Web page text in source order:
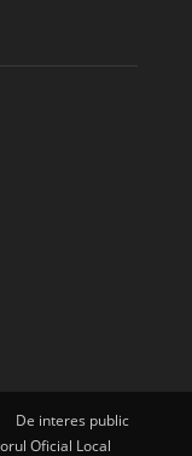
De interes public
Oficial Local